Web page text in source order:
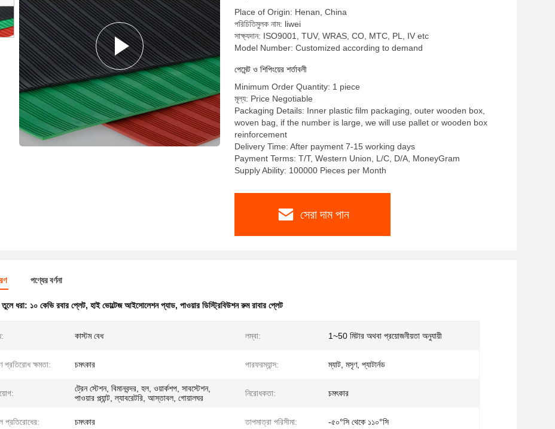
Place of Origin: Henan, China
পরিচিতিমুলক নাম: liwei
সাক্ষ্যদান: ISO9001, TUV, WRAS, CO, MTC, PL, IV etc
Model Number: Customized according to demand
পেমেন্ট ও শিপিংয়ের শর্তাবলী
Minimum Order Quantity: 1 piece
মূল্য: Price Negotiable
Packaging Details: Inner plastic film packaging, outer wooden box,
woven bag, if the number is large, we will use pallet or wooden box
reinforcement
Delivery Time: After payment 7-15 working days
Payment Terms: T/T, Western Union, L/C, D/A, MoneyGram
Supply Ability: 100000 Pieces per Month
সেরা দাম পান
পণ্যের বর্ণনা
তুলে ধরা: ১০ কেভি রবার প্লেট, হাই ভোল্টেজ আইসোলেশন প্যাড, পাওয়ার ডিস্ট্রিবিউশন রুম রাবার প্লেট
কাস্টম বেধ লম্বা: 1~50 মিটার অথবা প্রয়োজনীয়তা অনুযায়ী
প্রতিরোধ ক্ষমতা: চমৎকার পারফরম্যান্স: ম্যাট, মসৃণ, প্যাটার্নড
ট্রেন স্টেশন, বিমানবন্দর, হল, ওয়ার্কশপ, সাবস্টেশন,
পাওয়ার প্ল্যান্ট, ল্যাবরেটরি, আস্তাবল, গোয়ালঘর
নিরোধকতা: চমৎকার
প্রতিরোধের: চমৎকার তাপমাত্রা পরিসীমা: -৫০°সি থেকে ১১০°সি